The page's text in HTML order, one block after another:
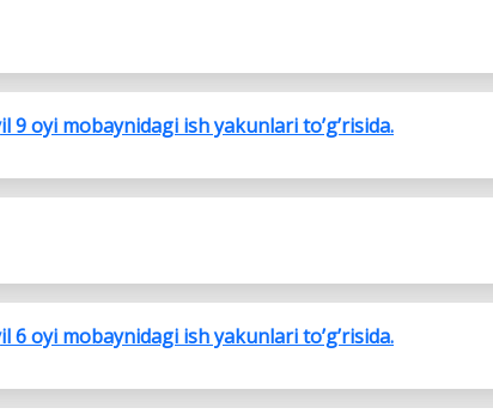
9 oyi mobaynidagi ish yakunlari to’g’risida.
6 oyi mobaynidagi ish yakunlari to’g’risida.